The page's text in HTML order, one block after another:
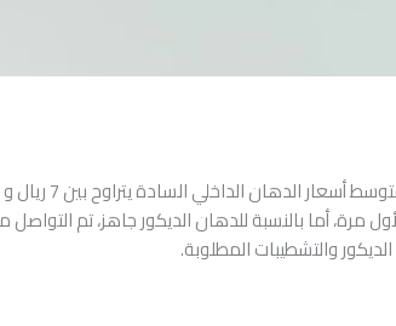
مرة، أما بالنسبة للدهان الديكور جاهز، تم